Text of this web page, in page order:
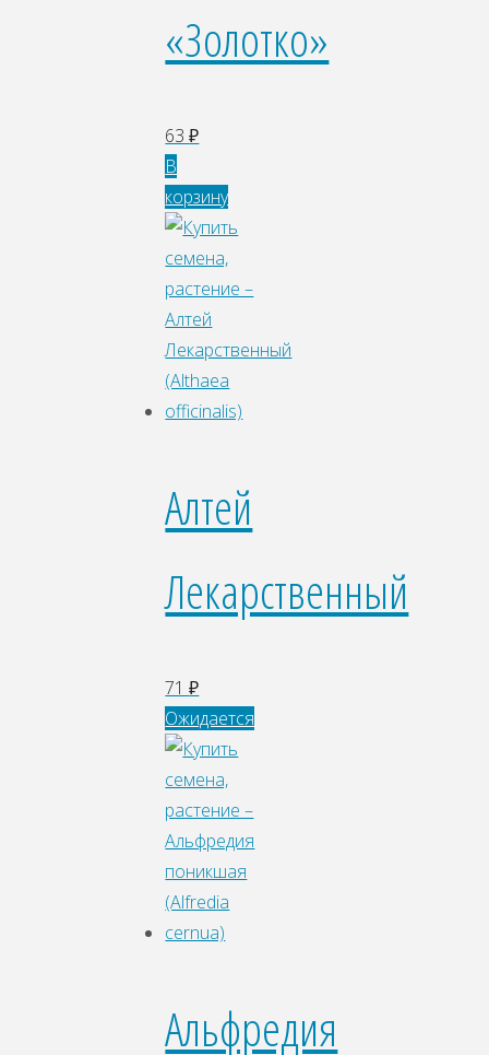
«Золотко»
63₽
В
корзину
Алтей
Лекарственный
71₽
Ожидается
Альфредия